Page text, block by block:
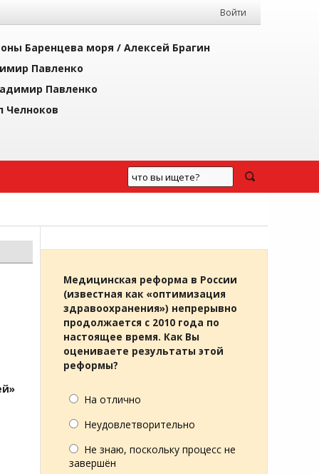
Войти
Баренцева моря / Алексей Брагин
Павленко
Павленко
Челноков
Медицинская реформа в России
(известная как «оптимизация
здравоохранения») непрерывно
продолжается с 2010 года по
настоящее время. Как Вы
оцениваете результаты этой
реформы?
На отлично
Неудовлетворительно
Не знаю, поскольку процесс не
завершён